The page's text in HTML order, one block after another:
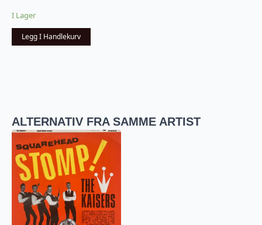
I Lager
Legg I Handlekurv
ALTERNATIV FRA SAMME ARTIST